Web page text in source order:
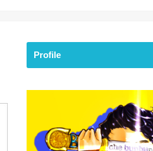
Profile